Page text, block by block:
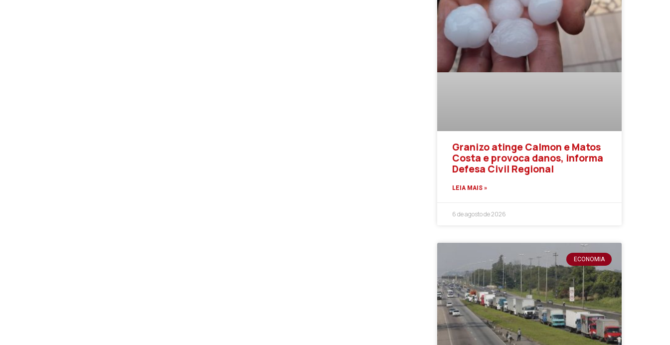
Granizo atinge Calmon e Matos
Costa e provoca danos, informa
Defesa Civil Regional
LEIA MAIS »
6 de agosto de 2026
ECONOMIA